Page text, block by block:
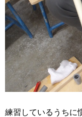
練習しているうちに